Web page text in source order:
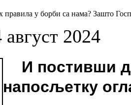
правила у борби са нама? Зашто
2024
И постивши
напосљетку